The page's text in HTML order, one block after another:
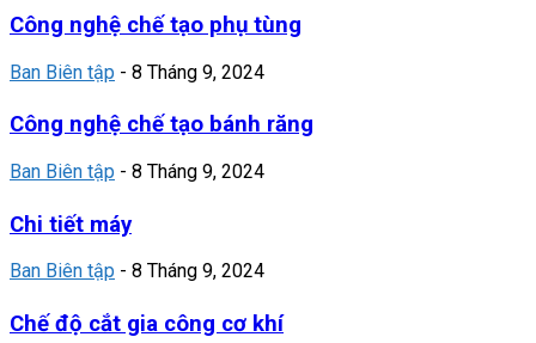
Công nghệ chế tạo phụ tùng
Ban Biên tập - 8 Tháng 9, 2024
Công nghệ chế tạo bánh răng
Ban Biên tập - 8 Tháng 9, 2024
Chi tiết máy
Ban Biên tập - 8 Tháng 9, 2024
Chế độ cắt gia công cơ khí